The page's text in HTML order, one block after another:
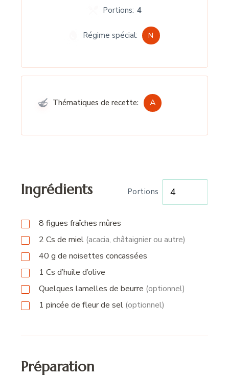
Portions: 4
Régime spécial: N
Thématiques de recette: A
Ingrédients Portions
8 figues fraîches mûres
2 Cs de miel (acacia, châtaignier ou autre)
40 g de noisettes concassées
1 Cs d’huile d’olive
Quelques lamelles de beurre (optionnel)
1 pincée de fleur de sel (optionnel)
Préparation